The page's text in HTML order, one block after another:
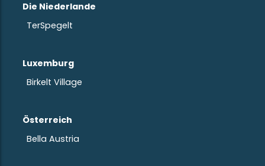
Die Niederlande
TerSpegelt
Luxemburg
Birkelt Village
Österreich
Bella Austria